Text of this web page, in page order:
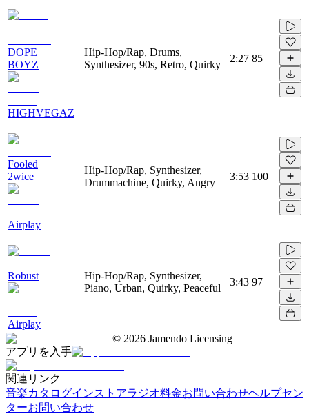
DOPE
BOYZ
HIGHVEGAZ
Hip-Hop/Rap, Drums,
Synthesizer, 90s, Retro, Quirky
2:27 85
Fooled
2wice
Airplay
Hip-Hop/Rap, Synthesizer,
Drummachine, Quirky, Angry
3:53 100
Robust
Airplay
Hip-Hop/Rap, Synthesizer,
Piano, Urban, Quirky, Peaceful
3:43 97
© 2026 Jamendo Licensing
アプリを入手
関連リンク
音楽カタログインストアラジオ料金お問い合わせヘルプセン
ターお問い合わせ